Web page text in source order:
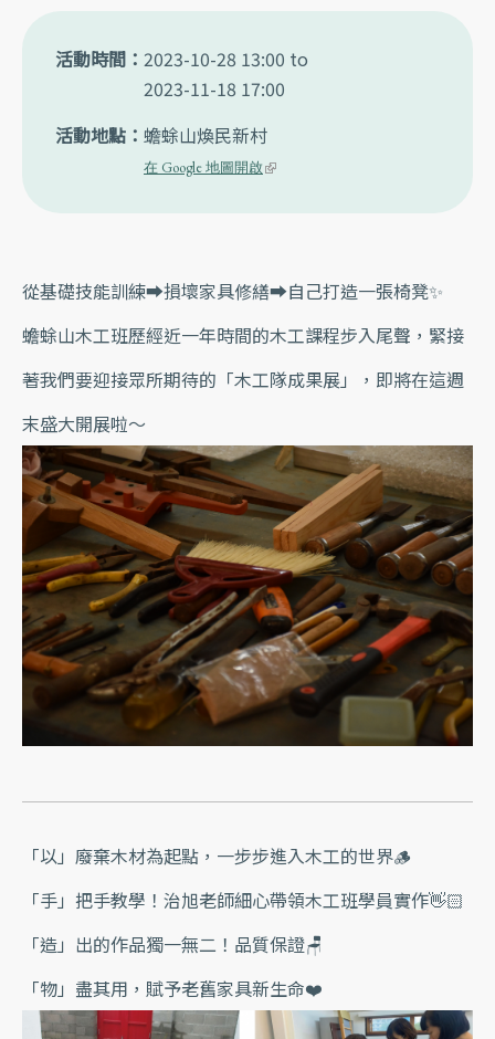
活動時間 2023-10-28 13:00 to
2023-11-18 17:00
活動地點
蟾蜍山煥民新村
在 Google 地圖開啟(link is external)
從基礎技能訓練➡️損壞家具修繕➡️自己打造一張椅凳✨
蟾蜍山木工班歷經近一年時間的木工課程步入尾聲，緊接
著我們要迎接眾所期待的「木工隊成果展」，即將在這週
末盛大開展啦～
「以」廢棄木材為起點，一步步進入木工的世界🪵
「手」把手教學！治旭老師細心帶領木工班學員實作👋🏻
「造」出的作品獨一無二！品質保證🪑
「物」盡其用，賦予老舊家具新生命❤️